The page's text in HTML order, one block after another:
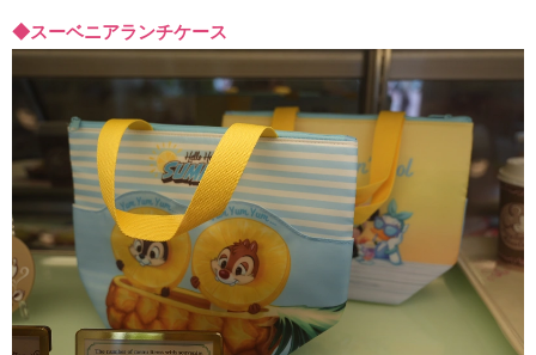
◆スーベニアランチケース